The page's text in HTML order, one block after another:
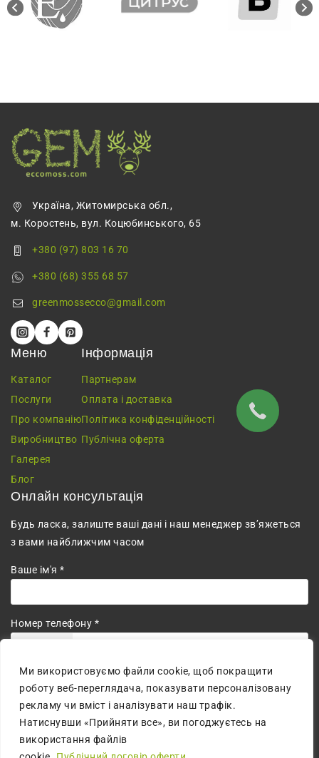
Ми використовуємо файли cookie, щоб покращити
роботу веб-переглядача, показувати персоналізовану
рекламу чи вміст і аналізувати наш трафік.
Натиснувши «Прийняти все», ви погоджуєтесь на
використання файлів
Україна, Житомирська обл.,
м. Коростень, вул. Коцюбинського, 65
+380 (97) 803 16 70
+380 (68) 355 68 57
greenmossecco@gmail.com
Меню
Каталог
Послуги
Про компанію
Виробництво
Галерея
Блог
Інформація
Партнерам
Оплата і доставка
Політика конфіденційності
Публічна оферта
Онлайн консультація
Будь ласка, залиште ваші дані і наш менеджер зв’яжеться
з вами найближчим часом
Ваше ім'я *
Номер телефону *
Погоджуюсь на обробку персональних даних.